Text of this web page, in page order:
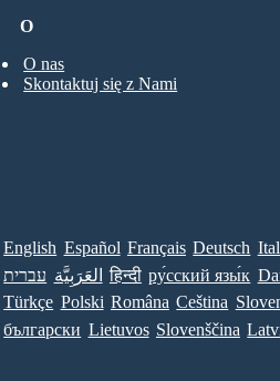
O
O nas
Skontaktuj się z Nami
English Español Français Deutsch
עברית العَرَبِيَّة हिन्दी ру́сский язы́к
Türkçe Polski Româna Ceština
български Lietuvos Slovenščina